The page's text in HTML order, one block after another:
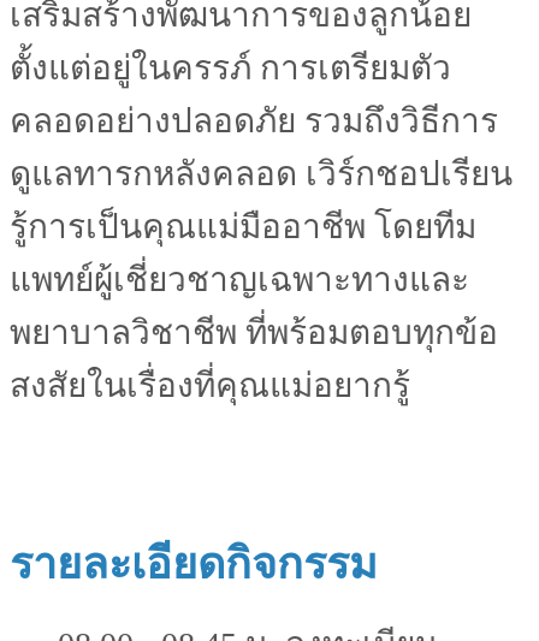
เสริมสร้างพัฒนาการของลูกน้อย
ตั้งแต่อยู่ในครรภ์ การเตรียมตัว
คลอดอย่างปลอดภัย รวมถึงวิธีการ
ดูแลทารกหลังคลอด เวิร์กชอปเรียน
รู้การเป็นคุณแม่มืออาชีพ โดยทีม
แพทย์ผู้เชี่ยวชาญเฉพาะทางและ
พยาบาลวิชาชีพ ที่พร้อมตอบทุกข้อ
สงสัยในเรื่องที่คุณแม่อยากรู้
รายละเอียดกิจกรรม